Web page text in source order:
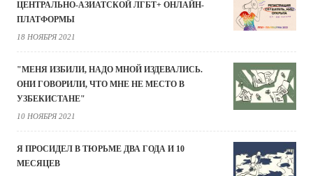
ЦЕНТРАЛЬНО-АЗИАТСКОЙ ЛГБТ+ ОНЛАЙН-
ПЛАТФОРМЫ
18 НОЯБРЯ 2021
"МЕНЯ ИЗБИЛИ, НАДО МНОЙ ИЗДЕВАЛИСЬ.
ОНИ ГОВОРИЛИ, ЧТО МНЕ НЕ МЕСТО В
УЗБЕКИСТАНЕ"
10 НОЯБРЯ 2021
Я ПРОСИДЕЛ В ТЮРЬМЕ ДВА ГОДА И 10
МЕСЯЦЕВ